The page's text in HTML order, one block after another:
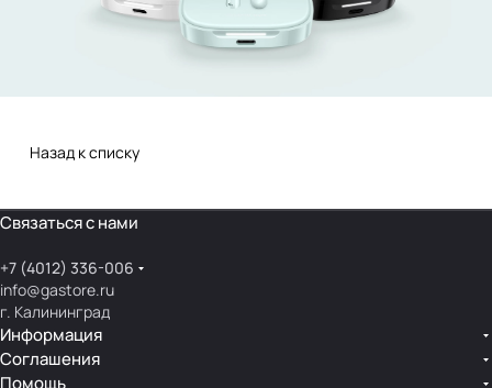
Назад к списку
Связаться с нами
+7 (4012) 336-006
info@gastore.ru
г. Калининград
Информация
Соглашения